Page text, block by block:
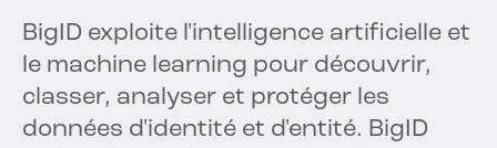
BigID exploite l'intelligence artificielle et
le machine learning pour découvrir,
classer, analyser et protéger les
données d'identité et d'entité. BigID